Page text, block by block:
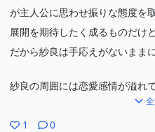
が主人公に思わせ振りな態度を
展開を期待したく成るものだけ
だから紗良は手応えがないまま
紗良の周囲には恋愛感情が溢れ
幼馴染のような加西とは恋愛に
る筈だった恋愛が手に入らなか
1 0